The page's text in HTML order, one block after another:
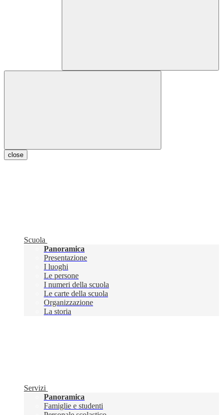
close
Scuola
Panoramica
Presentazione
I luoghi
Le persone
I numeri della scuola
Le carte della scuola
Organizzazione
La storia
Servizi
Panoramica
Famiglie e studenti